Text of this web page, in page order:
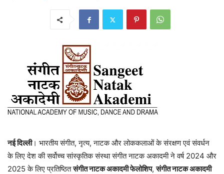
नई दिल्ली। भारतीय संगीत, नृत्य, नाटक और लोककलाओं के संरक्षण एवं संवर्धन
के लिए देश की सर्वोच्च सांस्कृतिक संस्था संगीत नाटक अकादमी ने वर्ष 2024 और
2025 के लिए प्रतिष्ठितसंगीत नाटक अकादमी फेलोशिप,संगीत नाटक अकादमी